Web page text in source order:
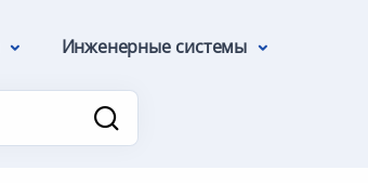
Инженерные системы